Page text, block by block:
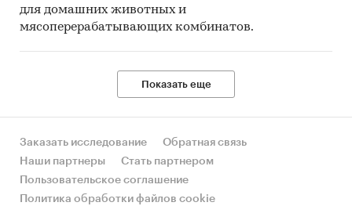
для домашних животных и
мясоперерабатывающих комбинатов.
Показать еще
Заказать исследование
Обратная связь
Наши партнеры
Стать партнером
Пользовательское соглашение
Политика обработки файлов cookie